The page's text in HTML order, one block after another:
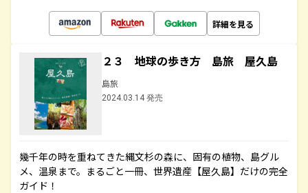
詳細を見る
２３ 地球の歩き方 島旅 屋久島
島旅
2024.03.14 発売
幾千年の時を重ねてきた縄文杉の森に、固有の植物、島グル
メ、温泉まで。まるごと一冊、世界遺産【屋久島】だけの完全
ガイド！